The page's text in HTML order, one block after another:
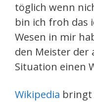
töglich wenn
bin ich froh das
Wesen in mir
den Meister der
Situation einen
Wikipedia bringt